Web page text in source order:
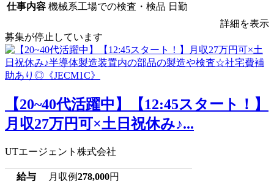
仕事内容 機械系工場での検査・検品 日勤
詳細を表示
募集が停止しています
【20~40代活躍中】【12:45スタート！】
月収27万円可×土日祝休み♪...
UTエージェント株式会社
給与 月収例278,000円